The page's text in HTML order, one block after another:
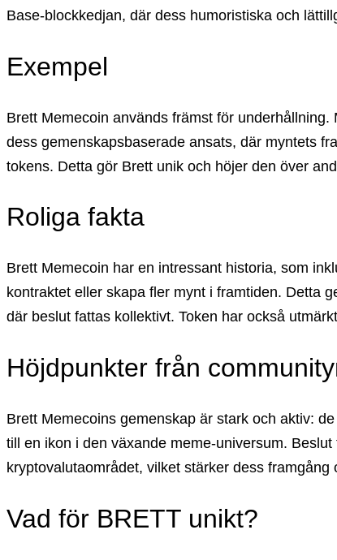
Base-blockkedjan, där dess humoristiska och
Exempel
Brett Memecoin används främst för
dess gemenskapsbaserade ansats, där myntets
tokens. Detta gör Brett unik och höjer den över
Roliga fakta
Brett Memecoin har en intressant historia, som
kontraktet eller skapa fler mynt i framtiden. Detta
där beslut fattas kollektivt. Token har också
Höjdpunkter från
Brett Memecoins gemenskap är stark och aktiv:
till en ikon i den växande meme-universum.
kryptovalutaområdet, vilket stärker dess framgång
Vad för BRETT unikt?